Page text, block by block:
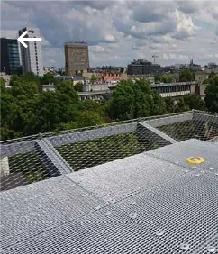
HUIS
PRODUCTEN
ONGEVEER
ONS
Anping
Metal
Wire
Mesh
Co.,Ltd.
All
Rights
Reserved.